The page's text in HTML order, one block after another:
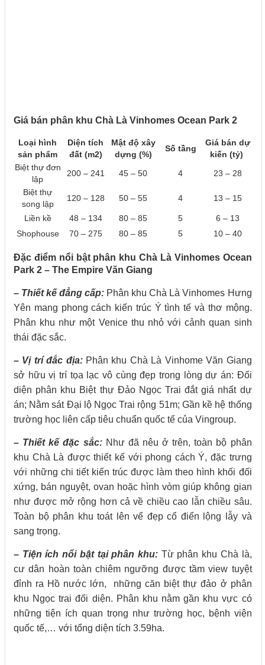
Giá bán phân khu Chà Là Vinhomes Ocean Park 2
Loại hình
sản phẩm
Diện tích
đất (m2)
Mật độ xây
dựng (%)
Số tầng
Giá bán dự
kiến (tỷ)
Biệt thự đơn
lập
200 – 241 45 – 50 4
23 – 28
Biệt thự
song lập
120 – 128 50 – 55 4 13 – 15
Liền kề 48 – 134 80 – 85 5
6 – 13
Shophouse
70 – 275 80 – 85 5 10 – 40
Đặc điểm nổi bật phân khu Chà Là Vinhomes Ocean
Park 2 – The Empire Văn Giang
– Thiết kế đẳng cấp: Phân khu Chà Là Vinhomes Hưng
Yên mang phong cách kiến trúc Ý tình tế và thơ mộng.
Phân khu như một Venice thu nhỏ với cảnh quan sinh
thái đặc sắc.
– Vị trí đắc địa: Phân khu Chà Là Vinhome Văn Giang
sở hữu vị trí tọa lạc vô cùng đẹp trong lòng dự án: Đối
diện phân khu Biệt thự Đảo Ngọc Trai đắt giá nhất dự
án; Nằm sát Đại lộ Ngọc Trai rộng 51m; Gần kề hệ thống
trường học liên cấp tiêu chuẩn quốc tế của Vingroup.
– Thiết kế đặc sắc: Như đã nêu ở trên, toàn bộ phân
khu Chà Là được thiết kế với phong cách Ý, đặc trưng
với những chi tiết kiến trúc được làm theo hình khối đối
xứng, bán nguyệt, ovan hoặc hình vòm giúp không gian
như được mở rộng hơn cả về chiều cao lẫn chiều sâu.
Toàn bộ phân khu toát lên vể đẹp cổ điển lộng lẫy và
sang trọng.
– Tiện ích nổi bật tại phân khu: Từ phân khu Chà là,
cư dân hoàn toàn chiêm ngưỡng được tầm view tuyệt
đỉnh ra Hồ nước lớn, những căn biệt thự đảo ở phân
khu Ngọc trai đối diện. Phân khu nằm gần khu vực có
những tiện ích quan trọng như trường học, bệnh viện
quốc tế,… với tổng diện tích 3.59ha.